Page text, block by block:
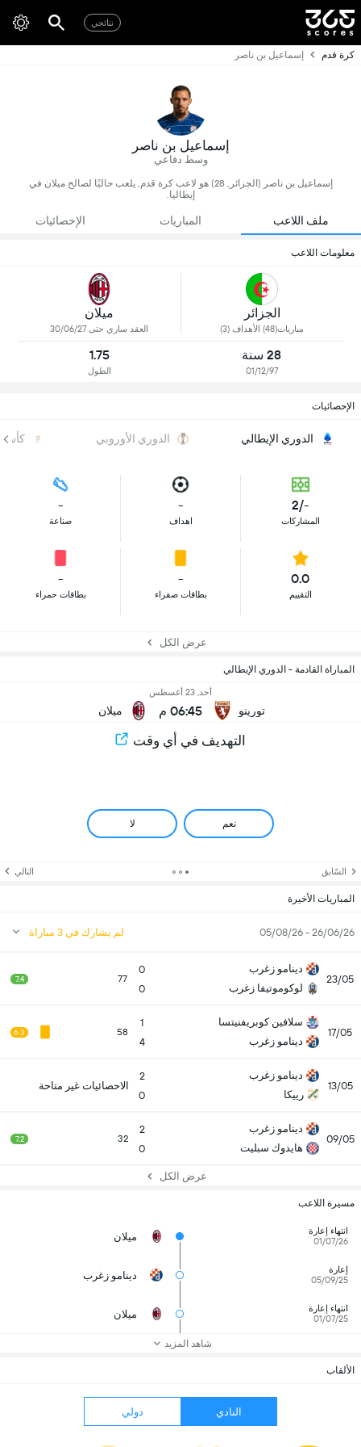
نتائجي
كرة قدم إسماعيل بن ناصر
إسماعيل بن ناصر
وسط دفاعي
إسماعيل بن ناصر (الجزائر, 28) هو لاعب كرة قدم, يلعب حاليًا لصالح ميلان في
إيطاليا.
ملف اللاعب المباريات الإحصائيات
معلومات اللاعب
الجزائر
مباريات(48) الأهداف (3)
ميلان
العقد ساري حتى 30/06/27
28 سنة
01/12/97
1.75
الطول
الإحصائيات
الدوري الإيطالي الدوري الأوروبي كأس
-/2
المشاركات
-
اهداف
-
صناعة
0.0
التقييم
-
بطاقات صفراء
-
بطاقات حمراء
عرض الكل
المباراة القادمة - الدوري الإيطالي
تورينو
أحد, 23 أغسطس
06:45 م ميلان
التهديف في أي وقت
نعم لا
السّابق التالي
المباريات الأخيرة
26/06/26 - 05/08/26 لم يشارك في 3 مباراة
23/05
دينامو زغرب
لوكوموتيفا زغرب
0
0
77
7.4
17/05
سلافين كوبريفنيتسا
دينامو زغرب
1
4
58
6.3
13/05
دينامو زغرب
رييكا
2
0
الاحصائيات غير متاحة
09/05
دينامو زغرب
هايدوك سبليت
2
0
32
7.2
عرض الكل
مسيرة اللاعب
انتهاء إعارة
01/07/26
ميلان
إعارة
05/09/25
دينامو زغرب
انتهاء إعارة
01/07/25
ميلان
شاهد المزيد
الألقاب
النادي دولي